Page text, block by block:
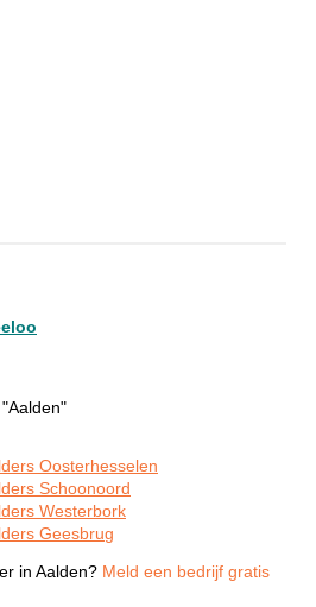
Oosterhesselen
Schoonoord
Westerbork
Geesbrug
in Aalden? Meld een bedrijf gratis